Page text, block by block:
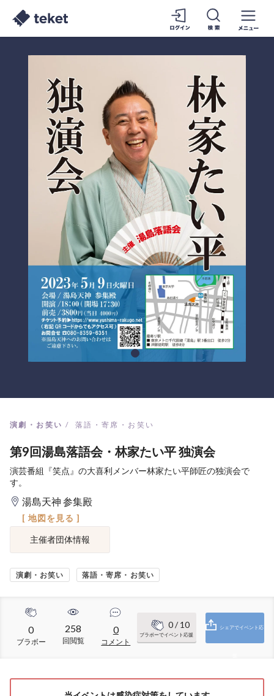
演劇・お笑い 落語・寄席・お笑い
第9回湯島落語会・林家たい平 独演会
演芸番組『笑点』の大喜利メンバー林家たい平師匠の独演会で
す。
湯島天神 参集殿
[ 地図を見る ]
主催者団体情報
演劇・お笑い 落語・寄席・お笑い
0
ブラボー
258
回閲覧
0
コメント
0/ 10
ブラボーでイベント応援
シェアでイベント応